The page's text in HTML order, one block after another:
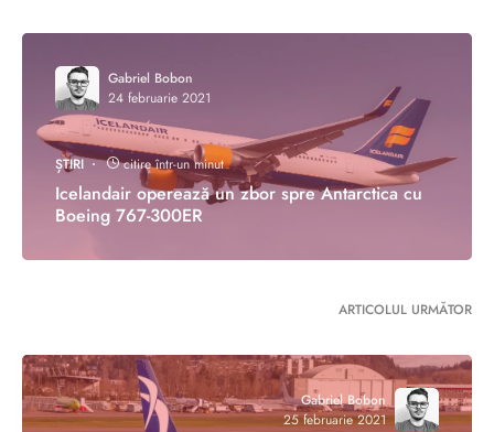
Gabriel Bobon
24 februarie 2021
ȘTIRI citire într-un minut
Icelandair operează un zbor spre Antarctica cu
Boeing 767-300ER
ARTICOLUL URMĂTOR
Gabriel Bobon
25 februarie 2021